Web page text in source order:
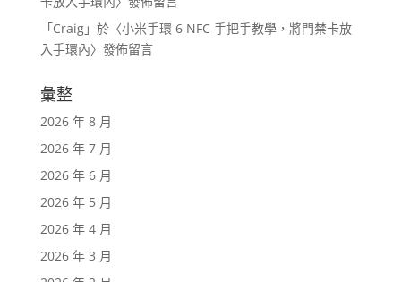
「Craig」於〈小米手環 6 NFC 手把手教學，將門禁卡放
入手環內〉發佈留言
彙整
2026 年 8 月
2026 年 7 月
2026 年 6 月
2026 年 5 月
2026 年 4 月
2026 年 3 月